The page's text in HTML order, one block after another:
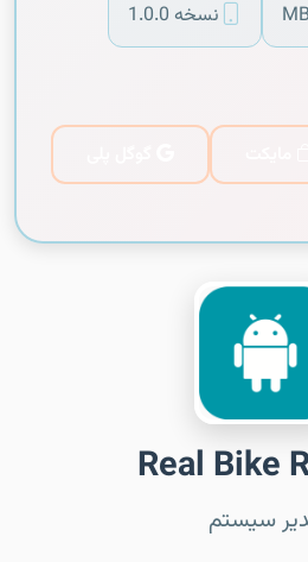
نسخه 1.0.0
Real Bike
سیستم